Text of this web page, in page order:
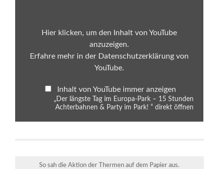
Achterbahnen
Hier klicken, um den Inhalt von YouTube
anzuzeigen.
Erfahre mehr in der Datenschutzerklärung von
YouTube.
Inhalt von YouTube immer anzeigen
„Der längste Tag im Europa-Park – 15 Stunden
Achterbahnen & Party im Park! “ direkt öffnen
So sah die Aktion der Thermen auf dem Papier aus.